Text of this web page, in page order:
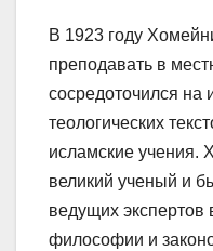
В 1923 году
преподавать в
сосредоточился на
теологических
исламские учения.
великий ученый и
ведущих экспертов
философии и